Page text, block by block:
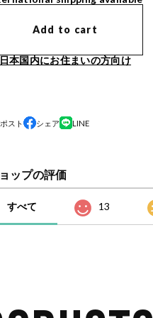
Add to cart
日本国内にお住まいの方向け
ポスト シェア LINE
ップの評価
すべて 13